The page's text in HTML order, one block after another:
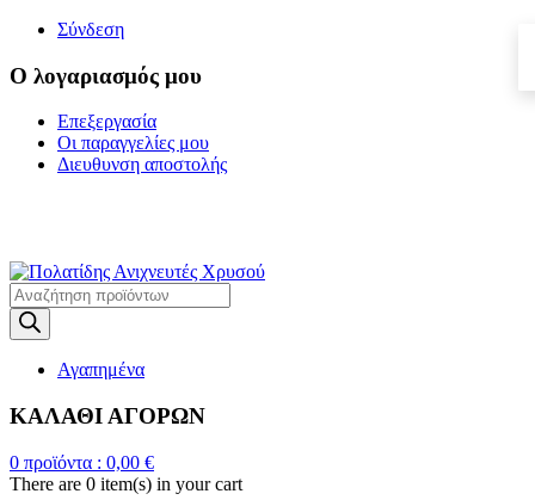
Σύνδεση
Ο λογαριασμός μου
Επεξεργασία
Οι παραγγελίες μου
Διευθυνση αποστολής
Products
search
Αγαπημένα
ΚΑΛΑΘΙ ΑΓΟΡΩΝ
0 προϊόντα : 0,00 €
There are 0 item(s) in your cart